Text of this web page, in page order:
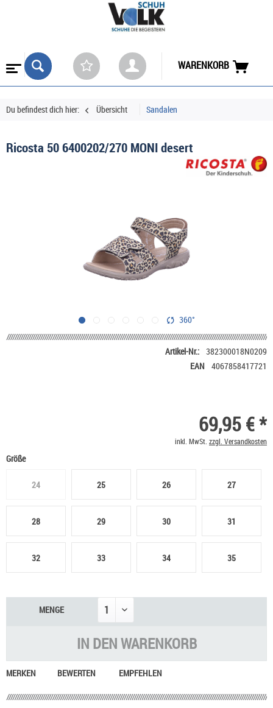
WARENKORB
Du befindest dich hier: Übersicht Sandalen
Ricosta 50 6400202/270 MONI desert
360°
Artikel-Nr.: 382300018N0209
EAN
4067858417721
69,95 € *
inkl. MwSt. zzgl. Versandkosten
Größe
24 25 26 27
28 29 30 31
32 33 34 35
MENGE
IN DENWARENKORB
MERKEN BEWERTEN EMPFEHLEN